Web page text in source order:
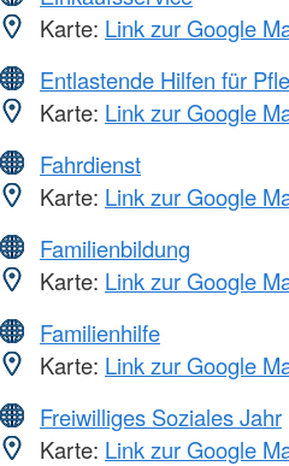
Karte: Link zur Google
Entlastende Hilfen für
Karte: Link zur Google
Fahrdienst
Karte: Link zur Google
Familienbildung
Karte: Link zur Google
Familienhilfe
Karte: Link zur Google
Freiwilliges Soziales Jahr
Karte: Link zur Google